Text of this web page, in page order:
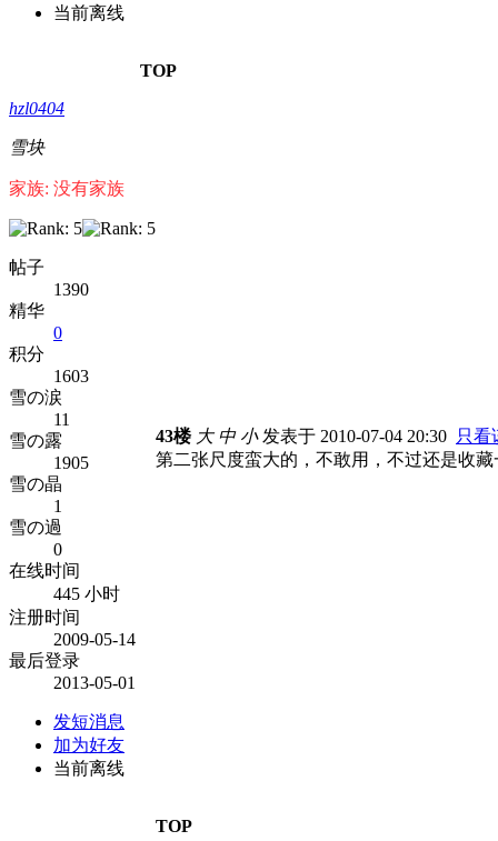
当前离线
TOP
hzl0404
雪块
家族: 没有家族
帖子
1390
精华
0
积分
1603
雪の涙
11
雪の露
1905
雪の晶
1
雪の過
0
在线时间
445 小时
注册时间
2009-05-14
最后登录
2013-05-01
发短消息
加为好友
当前离线
43楼 大 中 小发表于 2010-07-04 20:30 只看
第二张尺度蛮大的，不敢用，不过还是收藏
TOP